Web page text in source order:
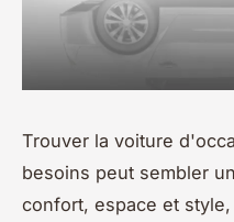
Trouver la voiture
besoins peut sembler
confort, espace et